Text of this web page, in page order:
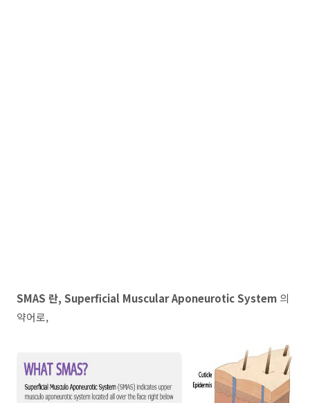
SMAS 란, Superficial Muscular Aponeurotic System 의
약어로,